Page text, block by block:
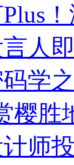
人
码学
樱胜
师